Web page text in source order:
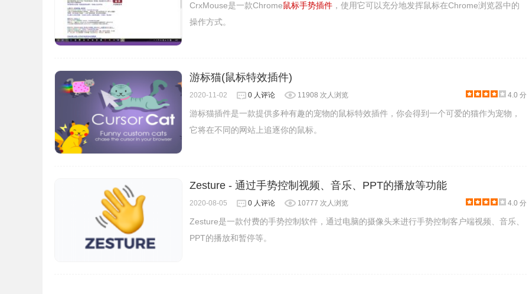
CrxMouse是一款Chrome鼠标手势插件 ，使用它可以充分地发挥鼠标在Chrome浏览器中的
操作方式。
游标猫(鼠标特效插件)
2020-11-02 0 人评论 11908 次人浏览 4.0 分
游标猫插件是一款提供多种有趣的宠物的鼠标特效插件，你会得到一个可爱的猫作为宠物，
它将在不同的网站上追逐你的鼠标。
Zesture - 通过手势控制视频、音乐、PPT的播放等功能
2020-08-05 0 人评论 10777 次人浏览 4.0 分
Zesture是一款付费的手势控制软件，通过电脑的摄像头来进行手势控制客户端视频、音乐、
PPT的播放和暂停等。